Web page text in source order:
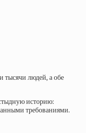
людей, а обе
историю:
требованиями.